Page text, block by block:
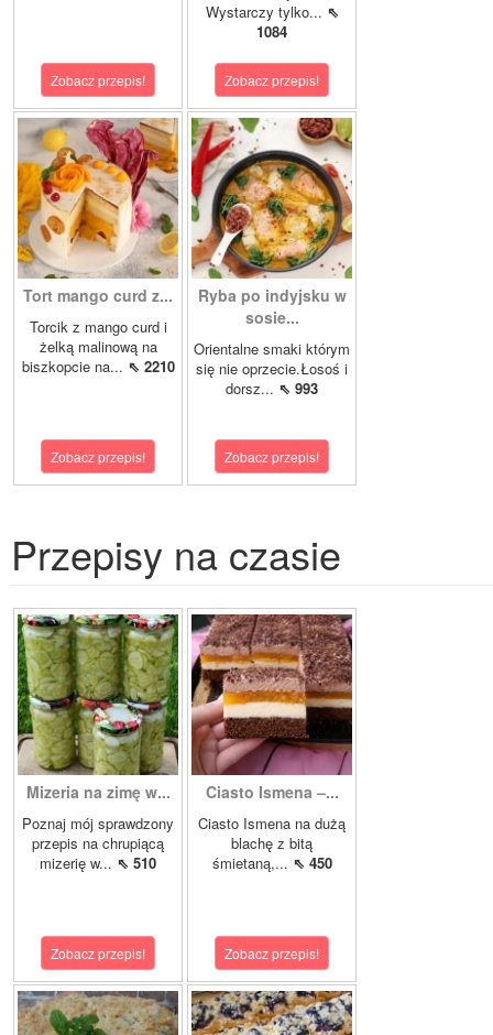
Zobacz przepis!
Wystarczy tylko... ⇖
1084
Zobacz przepis!
Tort mango curd z...
Torcik z mango curd i
żelką malinową na
biszkopcie na... ⇖ 2210
Zobacz przepis!
Ryba po indyjsku w
sosie...
Orientalne smaki którym
się nie oprzecie.Łosoś i
dorsz... ⇖ 993
Zobacz przepis!
Przepisy na czasie
Mizeria na zimę w...
Poznaj mój sprawdzony
przepis na chrupiącą
mizerię w... ⇖ 510
Zobacz przepis!
Ciasto Ismena –...
Ciasto Ismena na dużą
blachę z bitą
śmietaną,... ⇖ 450
Zobacz przepis!